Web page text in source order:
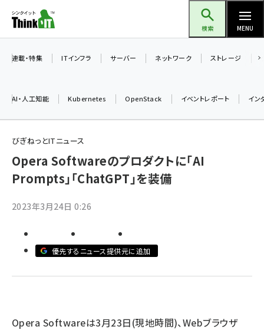
ン
ツ
検索 MENU
加藤銘のチーム貢献～仲間と築いた勝利の絆～ (2304)
iot女子会 (2263)
genai (1473)
連載・特集 ITインフラ サーバー ネットワーク ストレージ
AI・人工知能 Kubernetes OpenStack イベントレポート イン
びぎねっとITニュース
Opera Softwareのプロダクトに「AI
Prompts」「ChatGPT」を装備
2023年3月24日 0:26
優先するニュース提供元に追加
Opera Softwareは3月23日(現地時間)、Webブラウザ